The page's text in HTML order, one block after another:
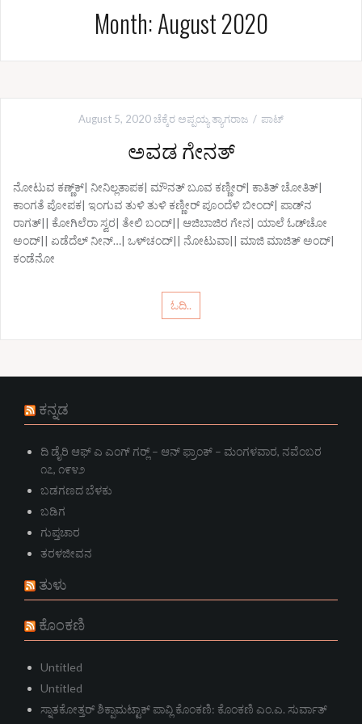
Month: August 2020
August 5, 2020ಚೆಕ್ಕೆರ ಅಪ್ಪಯ್ಯ ತ್ಯಾಗರಾಜ ಪಾಟ್
ಅವಡ ಗೇನತ್
ನೋಟುವ ಕಣ್ಣ್‌ಕ್| ನೀನಿಲ್ಲತಾಪಕ| ಮೌನತ್ ಬೂವ ಕಣ್ಣೀರ್‍| ಕಾತಿತ್ ಚೋತಿತ್|
ಕಾಂಗತೆ ಪೋಪಕ| ಇಂಗುವ ತುಳಿ ತುಳಿ ಕಣ್ಣೀರ್‍ ಪೂಂದೆಳಿ ಬೀಂದ್| ಪಾಡ್‌ನ
ರಾಗತ್|| ಕೋಗಿಲೆರಾ ಸ್ವರ| ತೇಲಿ ಬಂದ್|| ಆಜಿಬಾಜಿರ ಗೇನ| ಯಾಲೆ ಓಡ್‌ಚೋ
ಅಂದ್|| ಏಡೆದೆಲ್ ನೀನ್…| ಒಳ್‌ಚಂದ್|| ನೋಟುವಾ|| ಮಾಜಿ ಮಾಜಿತ್ ಅಂದ್|
ಕಂಡೆನೋ
ಓದಿ..
ಕನ್ನಡ
ದಿ ಡೈರಿ ಆಫ್ ಎ ಎಂಗ್ ಗರ್‍ಲ್ – ಆನ್‌ ಫ್ರಾಂಕ್ – ಮಂಗಳವಾರ, ನವೆಂಬರ
೧೭, ೧೯೪೨
ಬಡಗಣದ ಬೆಳಕು
ಬಡಿಗ
ಗುಪ್ತಚಾರ
ತರಳಜೀವನ
ತುಳು
ಕೊಂಕಣಿ
Untitled
Untitled
ಸ್ನಾತಕೋತ್ತರ್ ಶಿಕ್ಪಾಮಟ್ಟಾಕ್ ಪಾವ್ಲಿ ಕೊಂಕಣಿ: ಕೊಂಕಣಿ ಎಂ.ಎ. ಸುರ್ವಾತ್